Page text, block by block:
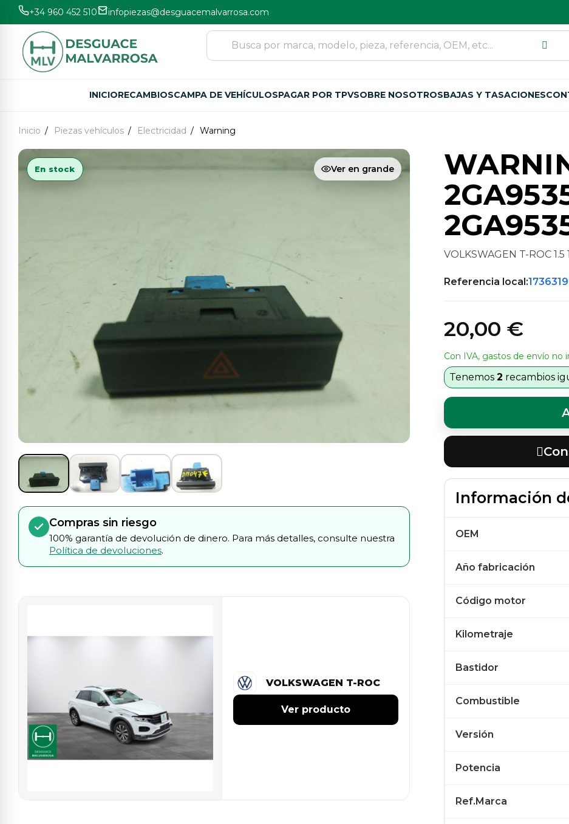
+34 960 452 510 infopiezas@desguacemalvarrosa.com
INICIORECAMBIOSCAMPA DE VEHÍCULOSPAGAR POR TPVSOBRE NOSOTROSBAJAS Y TASACIONES
Inicio Piezas vehículos Electricidad Warning
Ver en grande
En stock
Compras sin riesgo
100% garantía de devolución de dinero. Para más detalles, consulte nuestra
Política de devoluciones.
VOLKSWAGEN T-ROC
Ver producto
VOLKSWAGEN T-ROC 1.5
Referencia local:
20,00 €
Con IVA, gastos de envío no
Tenemos 2 recambios
Información
OEM
Año fabricación
Código motor
Kilometraje
Bastidor
Combustible
Versión
Potencia
Ref.Marca